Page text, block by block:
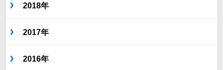
2018年
2017年
2016年